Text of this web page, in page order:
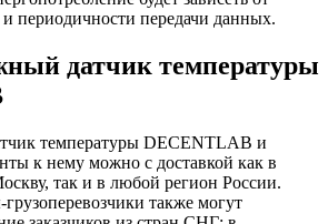
периодичности передачи данных.
датчик температуры
температуры DECENTLAB и
к нему можно с доставкой как в
так и в любой регион России.
также могут